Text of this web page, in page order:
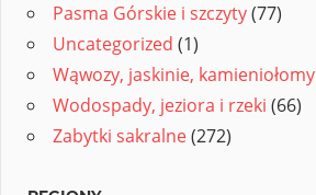
Pasma Górskie i szczyty(77)
Uncategorized (1)
Wąwozy, jaskinie, kamieniołomy
Wodospady, jeziora i rzeki (66)
Zabytki sakralne(272)